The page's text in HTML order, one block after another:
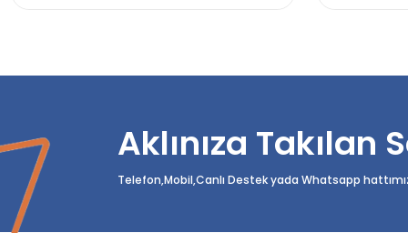
Aklınıza Takılan
Telefon,Mobil,Canlı Destek yada Whatsapp